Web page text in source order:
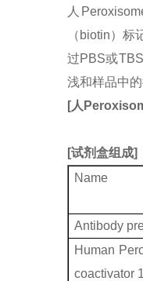
人
（biotin）
过PBS或
浅和样品中
[人
[试剂盒组成]
Name
Antibody
Human
coactivator